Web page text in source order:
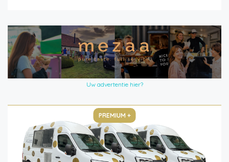
Uw advertentie hier?
PREMIUM +